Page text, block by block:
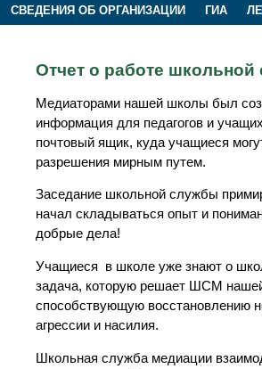
СВЕДЕНИЯ ОБ ОРГАНИЗАЦИИ ГИА
Отчет о работе
Медиаторами нашей школы был
информация для педагогов и
почтовый ящик, куда учащиеся
разрешения мирным путем.
Заседание школьной службы
начал складываться опыт и
добрые дела!
Учащиеся в школе уже знают о
задача, которую решает ШСМ
способствующую восстановлению
агрессии и насилия.
Школьная служба медиации